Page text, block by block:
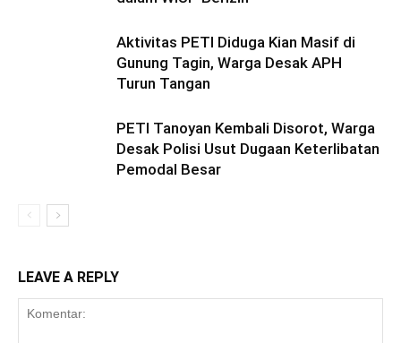
Aktivitas PETI Diduga Kian Masif di
Gunung Tagin, Warga Desak APH
Turun Tangan
PETI Tanoyan Kembali Disorot, Warga
Desak Polisi Usut Dugaan Keterlibatan
Pemodal Besar
LEAVE A REPLY